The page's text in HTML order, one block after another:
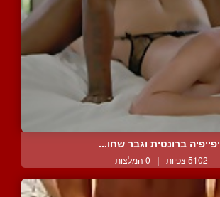
יפייפיה ברונטית וגבר שחו...
5102 צפיות | 0 המלצות